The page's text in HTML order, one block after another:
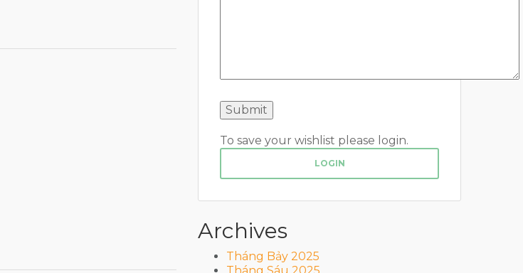
To save your wishlist please login.
LOGIN
Archives
Tháng Bảy 2025